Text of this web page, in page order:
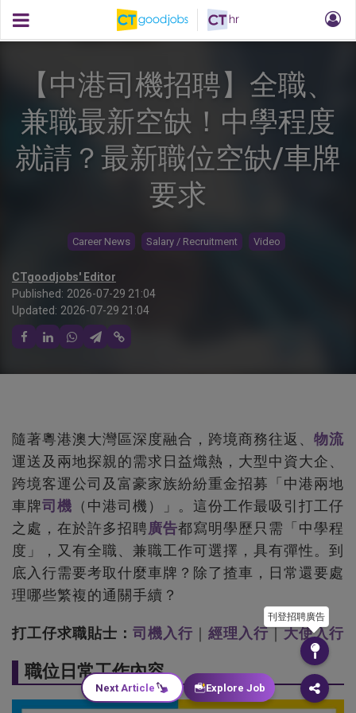
【中港司機招聘】全職、
兼職最新空缺！中學程度
就請？最新職位空缺/車牌
要求
Career News Salary / Recruitment Video
CTgoodjobs' Editor
Published: 2026-07-29 21:04
Updated: 2026-07-29 21:04
隨著粵港澳大灣區深度融合，跨境商務往返、 物流
運送及兩地探親的需求日益熾熱，大型中資大企、
跨境客運公司及富豪家族紛紛重金招募「中港兩地
車牌司機 （中港司機）」。這份工作最吸引打工仔
之處，在於許多招聘廣告都寫明學歷只需「中學程
度」，又有全職、兼職工作可選擇，具有彈性。到
底入行需要考取什麼車牌？除了揸車，日常還要處
理哪些繁複的通關手續？
打工仔求職貼士： 司機入行 ｜ 經理入行 大使入行
職位日常工作內容
刊登招聘廣告
Next Article Explore Job